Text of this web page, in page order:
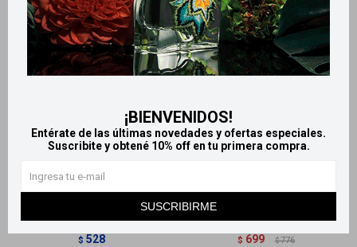
¡BIENVENIDOS!
Entérate de las últimas novedades y ofertas especiales.
Suscribite y obtené 10% off en tu primera compra.
SUSCRIBIRME
LlegaHOY
comprimidos
$ 528
LlegaHOY
Amoxidal 750 Suspensión
50ml
$ 699 $ 776